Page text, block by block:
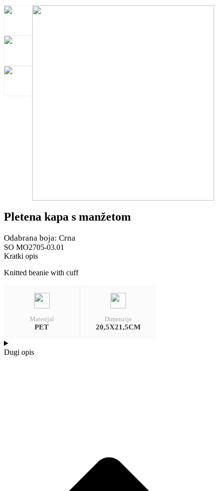
Pletena kapa s manžetom
Odabrana boja: Crna
SO MO2705-03.01
Kratki opis
Knitted beanie with cuff
Materijal
PET
Dimenzije
20,5X21,5CM
Dugi opis